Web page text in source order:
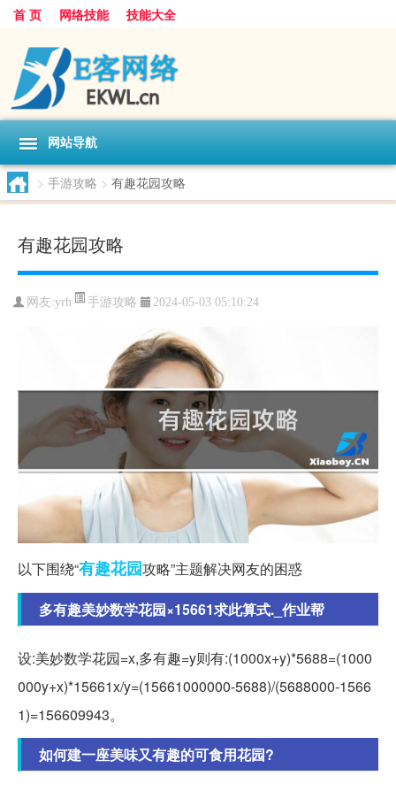
首 页 网络技能 技能大全
网站导航
> 手游攻略 > 有趣花园攻略
有趣花园攻略
网友:yrh 手游攻略 2024-05-03 05:10:24
以下围绕“有趣花园攻略”主题解决网友的困惑
多有趣美妙数学花园×15661求此算式._作业帮
设:美妙数学花园=x,多有趣=y则有:(1000x+y)*5688=(1000
000y+x)*15661x/y=(15661000000-5688)/(5688000-1566
1)=156609943。
如何建一座美味又有趣的可食用花园?